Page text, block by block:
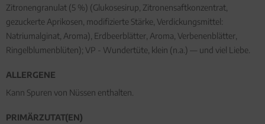
Zitronengranulat (5 %) (Glukosesirup, Zitronensaftkonzentrat,
gezuckerte Aprikosen, modifizierte Stärke, Verdickungsmittel:
Natriumalginat, Aroma), Erdbeerblätter, Aroma, Verbenenblätter,
Ringelblumenblüten); VP - Wundertüte, klein (n.a.) — und viel Liebe.
ALLERGENE
Kann Spuren von Nüssen enthalten.
PRIMÄRZUTAT(EN)